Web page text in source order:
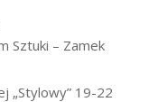
Sztuki – Zamek
„Stylowy” 19-22